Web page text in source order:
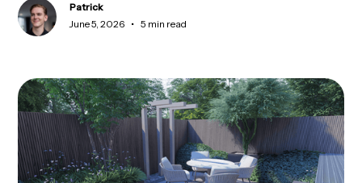
Patrick
June 5, 2026 • 5 min read